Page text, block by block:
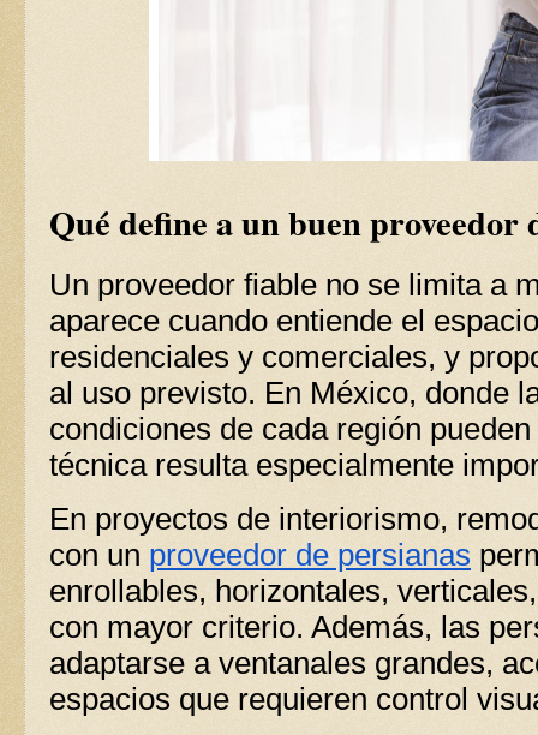
Qué define a un buen proveedor
Un proveedor fiable no se limita a
aparece cuando entiende el
residenciales y comerciales, y
al uso previsto. En México, donde
condiciones de cada región
técnica resulta especialmente
En proyectos de interiorismo,
con un proveedor de persianas
enrollables, horizontales,
con mayor criterio. Además, las
adaptarse a ventanales grandes,
espacios que requieren control